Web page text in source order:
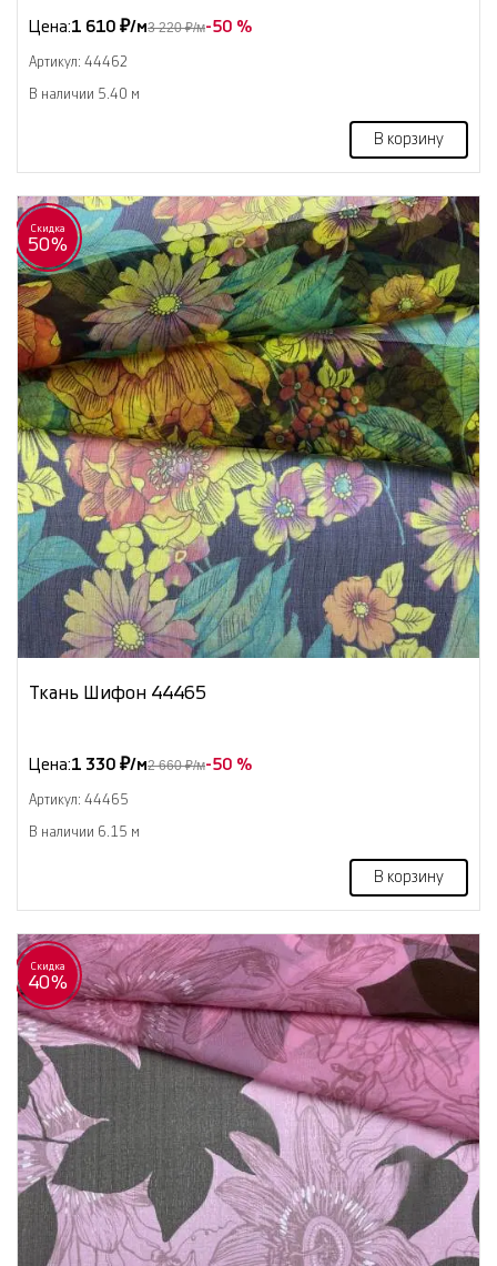
Цена:1 610 ₽/м3 220 ₽/м-50 %
Артикул: 44462
В наличии 5.40 м
В корзину
Скидка
50%
Ткань Шифон 44465
Цена:1 330 ₽/м2 660 ₽/м-50 %
Артикул: 44465
В наличии 6.15 м
В корзину
Скидка
40%